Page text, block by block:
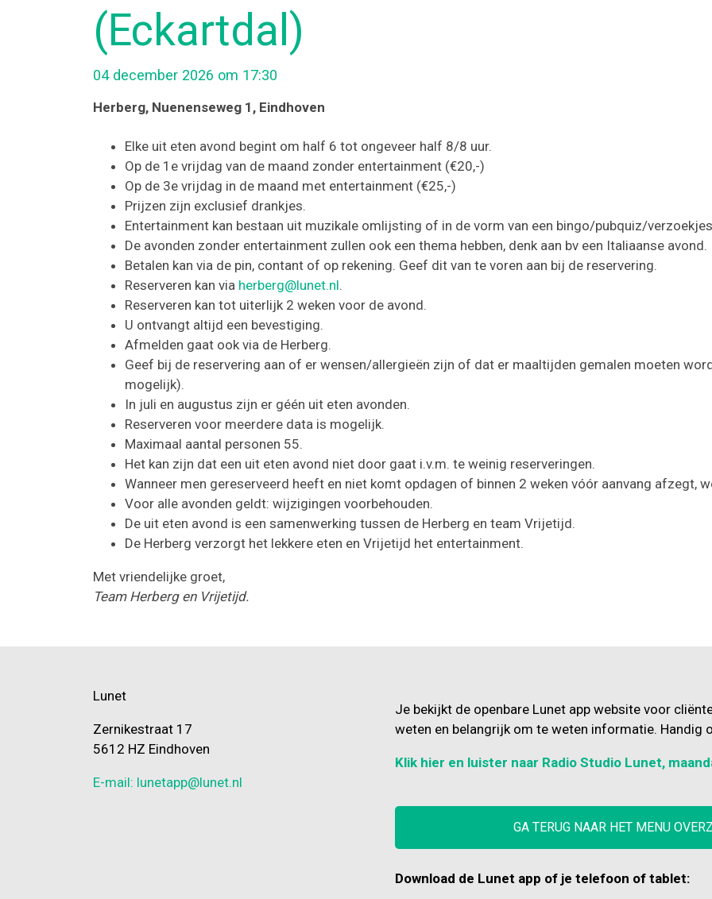
(Eckartdal)
04 december 2026 om 17:30
Herberg, Nuenenseweg 1 , Eindhoven
Elke uit eten avond begint om half 6 tot ongeveer half 8/8 uur.
Op de 1e vrijdag van de maand zonder entertainment (€20,-)
Op de 3e vrijdag in de maand met entertainment (€25,-)
Prijzen zijn exclusief drankjes.
Entertainment kan bestaan uit muzikale omlijsting of in de vorm van een bingo/pubquiz/
De avonden zonder entertainment zullen ook een thema hebben, denk aan bv een Italiaanse avond.
Betalen kan via de pin, contant of op rekening. Geef dit van te voren aan bij de reservering.
Reserveren kan via herberg@lunet.nl.
Reserveren kan tot uiterlijk 2 weken voor de avond.
U ontvangt altijd een bevestiging.
Afmelden gaat ook via de Herberg.
Geef bij de reservering aan of er wensen/allergieën zijn of dat er maaltijden gemalen moeten
mogelijk).
In juli en augustus zijn er géén uit eten avonden.
Reserveren voor meerdere data is mogelijk.
Maximaal aantal personen 55.
Het kan zijn dat een uit eten avond niet door gaat i.v.m. te weinig reserveringen.
Wanneer men gereserveerd heeft en niet komt opdagen of binnen 2 weken vóór aanvang afzegt,
Voor alle avonden geldt: wijzigingen voorbehouden.
De uit eten avond is een samenwerking tussen de Herberg en team Vrijetijd.
De Herberg verzorgt het lekkere eten en Vrijetijd het entertainment.
Met vriendelijke groet,
Team Herberg en Vrijetijd.
Lunet
Zernikestraat 17
5612 HZ Eindhoven
E-mail: lunetapp@lunet.nl
Je bekijkt de openbare Lunet app website voor
weten en belangrijk om te weten informatie. Handig
Klik hier en luister naar Radio Studio Lunet,
GA TERUG NAAR HET MENU
Download de Lunet app of je telefoon of tablet: